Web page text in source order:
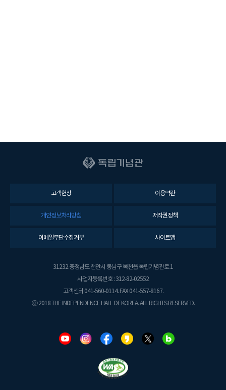
고객헌장 이용약관
개인정보처리방침 저작권정책
이메일무단수집거부 사이트맵
31232 충청남도 천안시 동남구 목천읍 독립기념관로 1
사업자등록번호 : 312-82-02552
고객센터 041-560-0114. FAX 041-557-8167.
ⓒ 2018 THE INDEPENDENCE HALL OF KOREA. ALL RIGHTS RESERVED.